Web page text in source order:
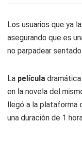
Los usuarios que ya
asegurando que es
no parpadear
La película
en la novela del
llegó a la plataforma
una duración de 1